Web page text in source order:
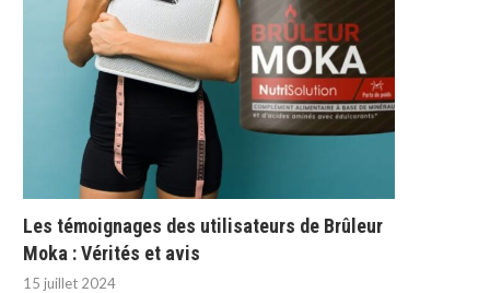
Les témoignages des utilisateurs de Brûleur
Moka : Vérités et avis
15 juillet 2024